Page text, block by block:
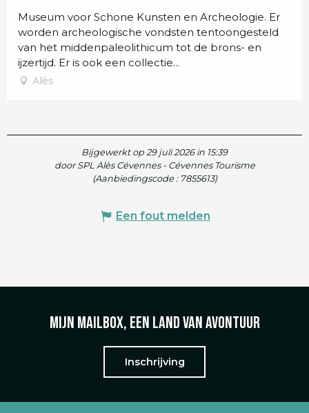
Museum voor Schone Kunsten en Archeologie. Er
worden archeologische vondsten tentoongesteld
van het middenpaleolithicum tot de brons- en
ijzertijd. Er is ook een collectie...
Alès
Bijgewerkt op 29 juli 2026 in 15:39
door SPL Alès Cévennes - Cévennes Tourisme
(Aanbiedingscode : 7855613)
Een fout melden
Mijn mailbox, een land van avontuur
Inschrijving